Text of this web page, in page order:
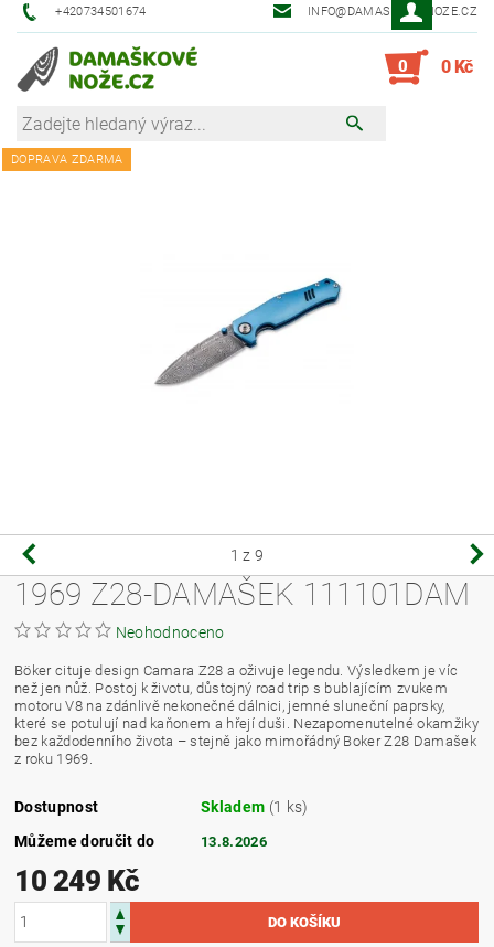
+420734501674 INFO@DAMASKOVE-NOZE.CZ
0 0 Kč
DOPRAVA ZDARMA
1 z 9
1969 Z28-DAMAŠEK 111101DAM
Neohodnoceno
Böker cituje design Camara Z28 a oživuje legendu. Výsledkem je víc
než jen nůž. Postoj k životu, důstojný road trip s bublajícím zvukem
motoru V8 na zdánlivě nekonečné dálnici, jemné sluneční paprsky,
které se potulují nad kaňonem a hřejí duši. Nezapomenutelné okamžiky
bez každodenního života – stejně jako mimořádný Boker Z28 Damašek
z roku 1969.
Dostupnost Skladem (1 ks)
Můžeme doručit do
13.8.2026
10 249 Kč